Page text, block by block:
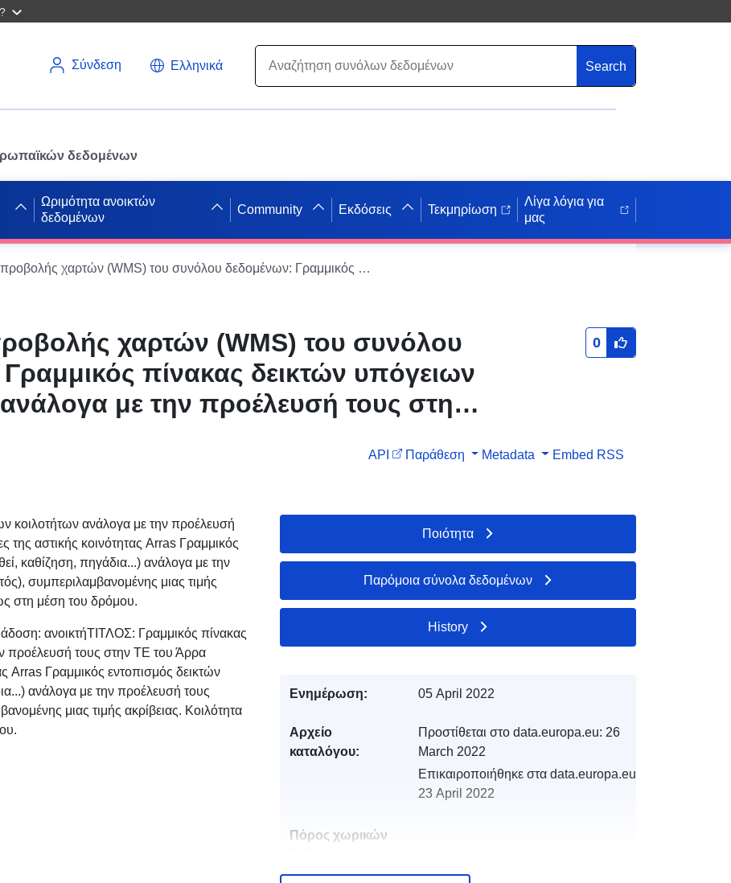
Σύνδεση Ελληνικά Search
δεδομένων
Ωριμότητα ανοικτών
δεδομένων
Community Εκδόσεις Τεκμηρίωση
Λίγα λόγια για
μας
Υπηρεσία προβολής χαρτών (WMS) του συνόλου δεδομένων: Γραμμικός πίνακας δεικτών υπόγειων κοιλοτήτων ανάλογα με την προέλευσή τους στην ΤΕ του Άρρα
χαρτών (WMS) του συνόλου
πίνακας δεικτών υπόγειων
με την προέλευσή τους στην
0
API Παράθεση Metadata Embed RSS
κοιλοτήτων ανάλογα με την προέλευσή
αστικής κοινότητας Arras Γραμμικός
καθίζηση, πηγάδια...) ανάλογα με την
συμπεριλαμβανομένης μιας τιμής
στη μέση του δρόμου.
ανοικτήΤΙΤΛΟΣ: Γραμμικός πίνακας
προέλευσή τους στην ΤΕ του Άρρα
Arras Γραμμικός εντοπισμός δεικτών
ανάλογα με την προέλευσή τους
μιας τιμής ακρίβειας. Κοιλότητα
Ποιότητα
Παρόμοια σύνολα δεδομένων
History
Ενημέρωση: 05 April 2022
Αρχείο
καταλόγου:
Προστίθεται στο data.europa.eu: 26
March 2022
Επικαιροποιήθηκε στα data.europa.eu:
23 April 2022
Πόρος χωρικών